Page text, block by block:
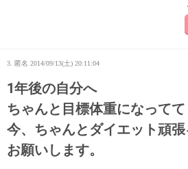
3. 匿名 2014/09/13(土) 20:11:04
1年後の自分へ
ちゃんと目標体重になってて
今、ちゃんとダイエット頑張
お願いします。